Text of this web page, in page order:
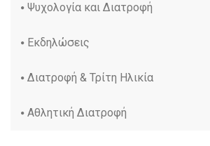
Ψυχολογία και Διατροφή
Εκδηλώσεις
Διατροφή & Τρίτη Ηλικία
Αθλητική Διατροφή